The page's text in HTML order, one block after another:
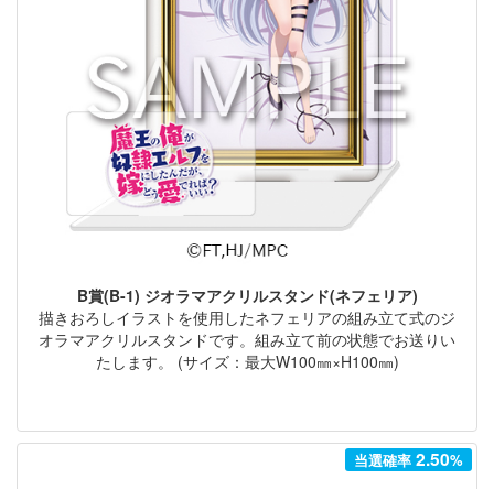
B賞(B-1) ジオラマアクリルスタンド(ネフェリア)
描きおろしイラストを使用したネフェリアの組み立て式のジ
オラマアクリルスタンドです。組み立て前の状態でお送りい
たします。 (サイズ：最大W100㎜×H100㎜)
当選確率2.50%